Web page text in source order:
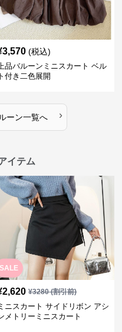
3,570 (税込)
上品バルーンミニスカート ベル
ト付き二色展開
ーン一覧へ ›
イテム
SALE
2,620 ¥3280(割引前)
ニスカート サイドリボン アシ
メトリーミニスカート